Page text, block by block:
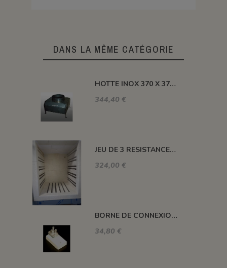
DANS LA MÊME CATÉGORIE
HOTTE INOX 370 X 370 X H 410 MM
344,40 €
JEU DE 3 RESISTANCES 1300°C HELIOS 110 L
324,00 €
BORNE DE CONNEXION POUR FOUR H, ALFA, DELTA, HC ET SM
34,80 €